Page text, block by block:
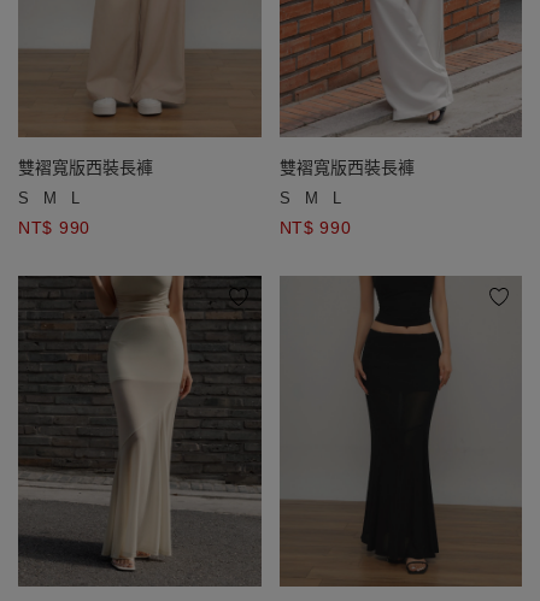
雙褶寬版西裝長褲
S M L
NT$ 990
雙褶寬版西裝長褲
S M L
NT$ 990